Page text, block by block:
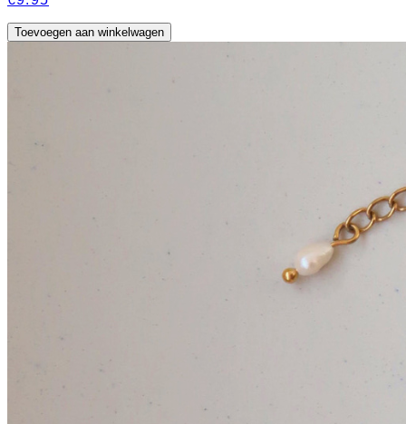
Toevoegen aan winkelwagen